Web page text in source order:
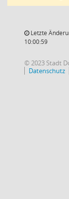
Letzte
10:00:59
© 2023 Stadt
Datenschutz